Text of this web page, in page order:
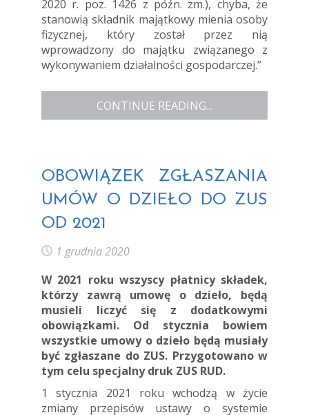
2020 r. poz. 1426 z późn. zm.), chyba, że
stanowią składnik majątkowy mienia osoby
fizycznej, który został przez nią
wprowadzony do majątku związanego z
wykonywaniem działalności gospodarczej.”
CONTINUE READING...
OBOWIĄZEK ZGŁASZANIA
UMÓW O DZIEŁO DO ZUS
OD 2021
1 grudnia 2020
W 2021 roku wszyscy płatnicy składek,
którzy zawrą umowę o dzieło, będą
musieli liczyć się z dodatkowymi
obowiązkami. Od stycznia bowiem
wszystkie umowy o dzieło będą musiały
być zgłaszane do ZUS. Przygotowano w
tym celu specjalny druk ZUS RUD.
1 stycznia 2021 roku wchodzą w życie
zmiany przepisów ustawy o systemie